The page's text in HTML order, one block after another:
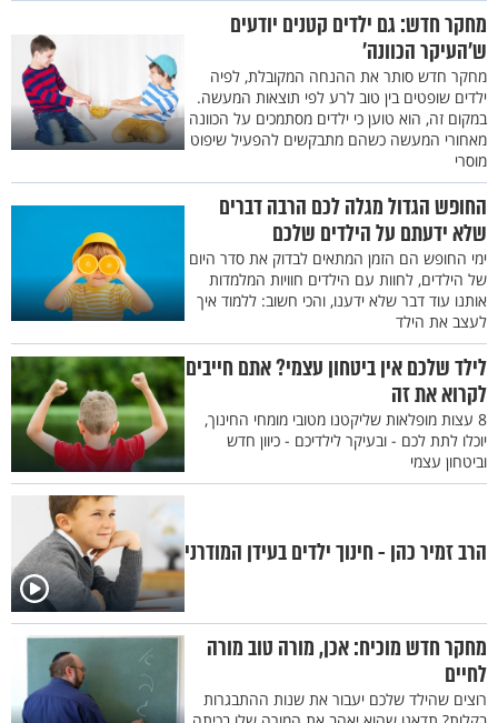
מחקר חדש: גם ילדים קטנים יודעים
ש'העיקר הכוונה'
מחקר חדש סותר את ההנחה המקובלת, לפיה
ילדים שופטים בין טוב לרע לפי תוצאות המעשה.
במקום זה, הוא טוען כי ילדים מסתמכים על הכוונה
מאחורי המעשה כשהם מתבקשים להפעיל שיפוט
מוסרי
החופש הגדול מגלה לכם הרבה דברים
שלא ידעתם על הילדים שלכם
ימי החופש הם הזמן המתאים לבדוק את סדר היום
של הילדים, לחוות עם הילדים חוויות המלמדות
אותנו עוד דבר שלא ידענו, והכי חשוב: ללמוד איך
לעצב את הילד
לילד שלכם אין ביטחון עצמי? אתם חייבים
לקרוא את זה
8 עצות מופלאות שליקטנו מטובי מומחי החינוך,
יוכלו לתת לכם - ובעיקר לילדיכם - כיוון חדש
וביטחון עצמי
הרב זמיר כהן - חינוך ילדים בעידן המודרני
מחקר חדש מוכיח: אכן, מורה טוב מורה
לחיים
רוצים שהילד שלכם יעבור את שנות ההתבגרות